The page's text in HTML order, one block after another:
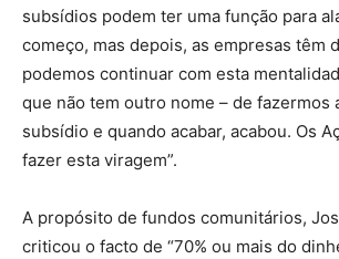
subsídios podem ter uma função para
começo, mas depois, as empresas têm
podemos continuar com esta
que não tem outro nome – de fazermos
subsídio e quando acabar, acabou. Os
fazer esta viragem”.
A propósito de fundos comunitários,
criticou o facto de “70% ou mais do